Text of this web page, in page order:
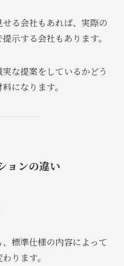
る会社もあれば、実際の
示する会社もあります。
な提案をしているかどう
になります。
ョンの違い
標準仕様の内容によって
ります。